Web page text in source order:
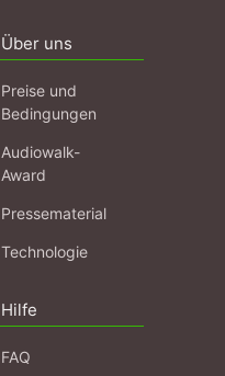
Über uns
Preise und
Bedingungen
Audiowalk-
Award
Pressematerial
Technologie
Hilfe
FAQ